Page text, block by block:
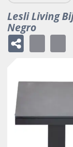
Lesli Living
Negro